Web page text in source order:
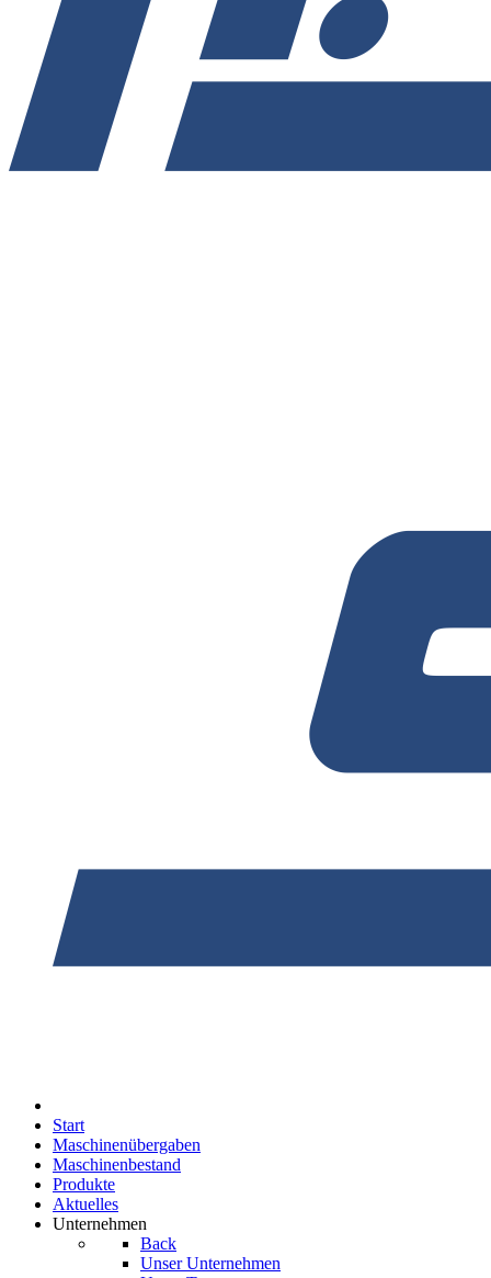
Start
Maschinenübergaben
Maschinenbestand
Produkte
Aktuelles
Unternehmen
Back
Unser Unternehmen